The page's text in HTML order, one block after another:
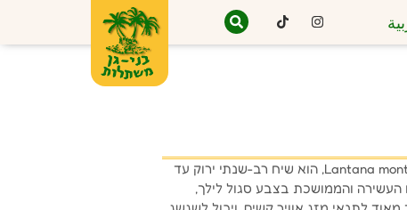
לנטנה לילכית, ששמה המדעי הוא Lantana montevidensis, הוא שיח רב-שנתי ירוק עד
העשירה והממושכת בצבע סגול לילך,